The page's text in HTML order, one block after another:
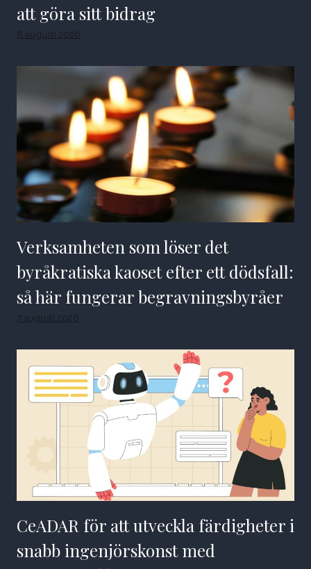
att göra sitt bidrag
8 augusti 2026
Verksamheten som löser det
byråkratiska kaoset efter ett dödsfall:
så här fungerar begravningsbyråer
7 augusti 2026
CeADAR för att utveckla färdigheter i
snabb ingenjörskonst med